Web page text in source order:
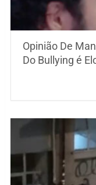
Opinião De
Do Bullying é